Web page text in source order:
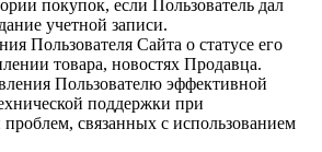
покупок, если Пользователь дал
учетной записи.
Пользователя Сайта о статусе его
товара, новостях Продавца.
Пользователю эффективной
поддержки при
связанных с использованием